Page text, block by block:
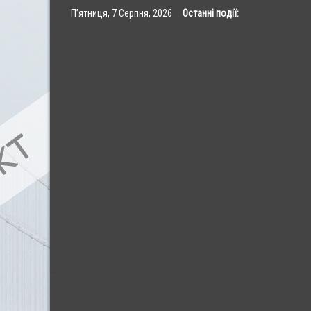
П’ятниця, 7 Серпня, 2026 Останні події: